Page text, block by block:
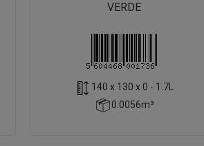
VERDE
140 x 130 x 0 - 1.7L
0.0056m³